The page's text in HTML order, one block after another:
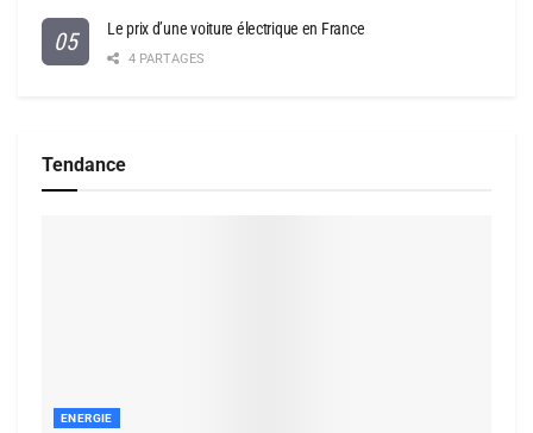
Le prix d’une voiture électrique en France
4 PARTAGES
Tendance
ENERGIE